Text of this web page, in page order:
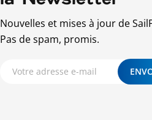
Nouvelles et mises à jour de
Pas de spam, promis.